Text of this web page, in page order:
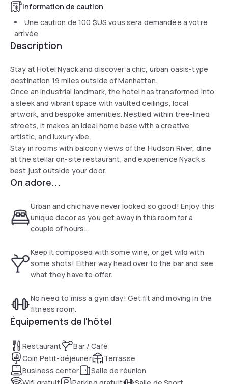
Information de caution
Une caution de100 $US vous sera demandée à votre
arrivée
Description
Stay at Hotel Nyack and discover a chic, urban oasis-type
destination 19 miles outside of Manhattan.
Once an industrial landmark, the hotel has transformed into
a sleek and vibrant space with vaulted ceilings, local
artwork, and bespoke amenities. Nestled within tree-lined
streets, it makes an ideal home base with a creative,
artistic, and luxury vibe.
Stay in rooms with balcony views of the Hudson River, dine
at the stellar on-site restaurant, and experience Nyack’s
best just outside your door.
On adore...
Urban and chic have never looked so good! Enjoy this
unique decor as you get away in this room for a
couple of hours...
Keep it composed with some wine, or get wild with
some shots! Either way head over to the bar and see
what they have to offer.
No need to miss a gym day! Get fit and moving in the
fitness room.
Équipements de l'hôtel
Restaurant
Bar / Café
Coin Petit-déjeuner
Terrasse
Business center
Salle de réunion